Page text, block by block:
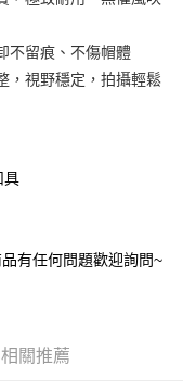
不留痕、不傷帽體
，視野穩定，拍攝輕鬆
具
有任何問題歡迎詢問~
相關推薦